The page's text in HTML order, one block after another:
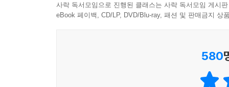
미국 내 수많은 지점에서 트레이닝이 진행되면서
30년 동안 수익은 몇 천억대로 수직 상승했다.
이해하고, 그 원인은 ‘서비스’라는 것을 이해한
씨를 뿌리지도 않으면, 부를 향한 통로에 들어
사락 독서모임으로 진행된 클래스는 사락 독서모임 게시
eBook 페이백, CD/LP, DVD/Blu-ray, 패션 및 판매금지 상
580